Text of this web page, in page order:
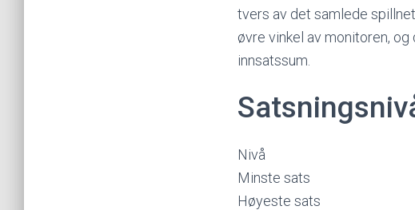
tvers av det samlede
øvre vinkel av monitoren,
innsatssum.
Nivå
Minste sats
Høyeste sats